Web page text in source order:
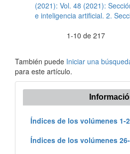
(2021): Vol. 48 (2021):
e inteligencia artificial. 2.
1-10 de 217
También puede Iniciar una
para este artículo.
Índices de los volúmenes 1-
Índices de los volúmenes